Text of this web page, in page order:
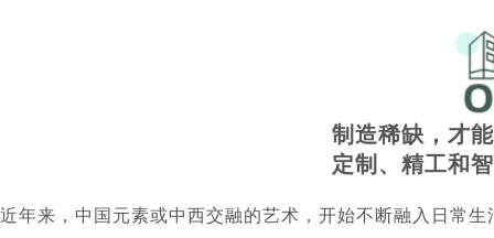
制造稀缺，才
定制、精工和
近年来，中国元素或中西交融的艺术，开始不断融入日常